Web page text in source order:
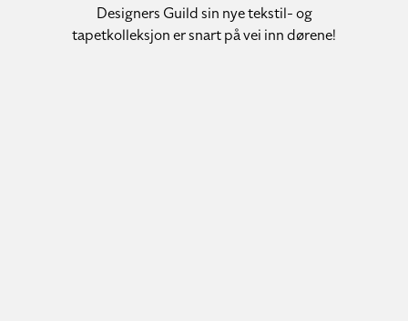
Designers Guild sin nye tekstil- og
tapetkolleksjon er snart på vei inn dørene!